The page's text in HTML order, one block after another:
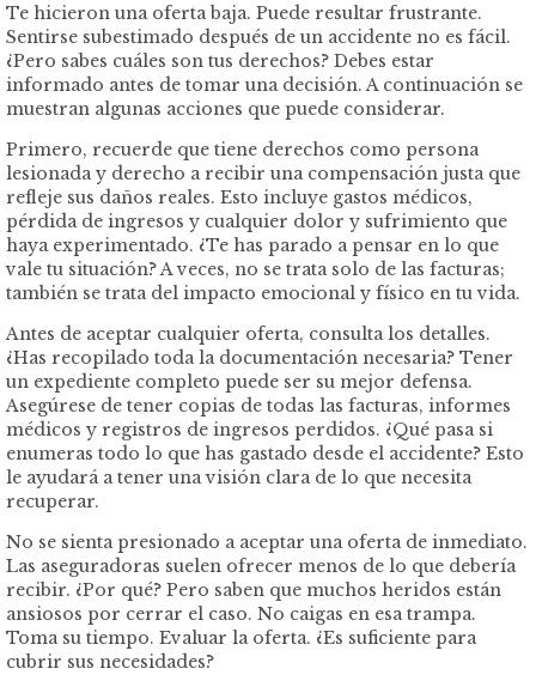
Te hicieron una oferta baja. Puede resultar frustrante.
Sentirse subestimado después de un accidente no es fácil.
¿Pero sabes cuáles son tus derechos? Debes estar
informado antes de tomar una decisión. A continuación se
muestran algunas acciones que puede considerar.
Primero, recuerde que tiene derechos como persona
lesionada y derecho a recibir una compensación justa que
refleje sus daños reales. Esto incluye gastos médicos,
pérdida de ingresos y cualquier dolor y sufrimiento que
haya experimentado. ¿Te has parado a pensar en lo que
vale tu situación? A veces, no se trata solo de las facturas;
también se trata del impacto emocional y físico en tu vida.
Antes de aceptar cualquier oferta, consulta los detalles.
¿Has recopilado toda la documentación necesaria? Tener
un expediente completo puede ser su mejor defensa.
Asegúrese de tener copias de todas las facturas, informes
médicos y registros de ingresos perdidos. ¿Qué pasa si
enumeras todo lo que has gastado desde el accidente? Esto
le ayudará a tener una visión clara de lo que necesita
recuperar.
No se sienta presionado a aceptar una oferta de inmediato.
Las aseguradoras suelen ofrecer menos de lo que debería
recibir. ¿Por qué? Pero saben que muchos heridos están
ansiosos por cerrar el caso. No caigas en esa trampa.
Toma su tiempo. Evaluar la oferta. ¿Es suficiente para
cubrir sus necesidades?